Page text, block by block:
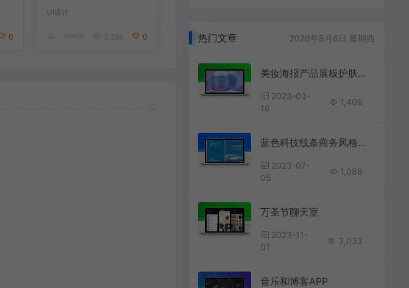
0
UI设计
admin 3,298 0 热门文章 2026年8月6日 星期四
美妆海报产品展板护肤品化妆品banner
2023-03-
16
1,409
蓝色科技线条商务风格公司企业画册封面科技画册封面
2023-07-
05
1,088
万圣节聊天室
2023-11-
01
3,033
音乐和博客APP